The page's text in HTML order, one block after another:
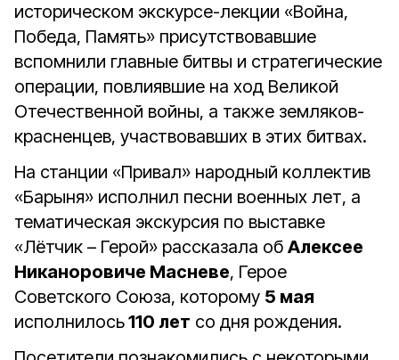
историческом экскурсе-лекции «Война,
Победа, Память» присутствовавшие
вспомнили главные битвы и стратегические
операции, повлиявшие на ход Великой
Отечественной войны, а также земляков-
красненцев, участвовавших в этих битвах.
На станции «Привал» народный коллектив
«Барыня» исполнил песни военных лет, а
тематическая экскурсия по выставке
«Лётчик – Герой» рассказала об Алексее
Никаноровиче Масневе, Герое
Советского Союза, которому 5 мая
исполнилось110 лет со дня рождения.